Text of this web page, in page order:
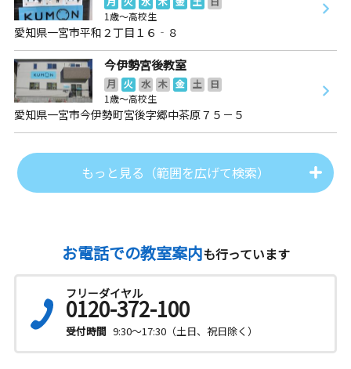
1歳～高校生
愛知県一宮市平和２丁目１６‐８
今伊勢宮後教室
月 火 水 木 金 土
日
1歳～高校生
愛知県一宮市今伊勢町宮後字郷中茶原７５－５
もっと見る（範囲を広げて検索）
お電話での教室案内も行っています
フリーダイヤル
0120-372-100
受付時間 9:30～17:30（土日、祝日除く）